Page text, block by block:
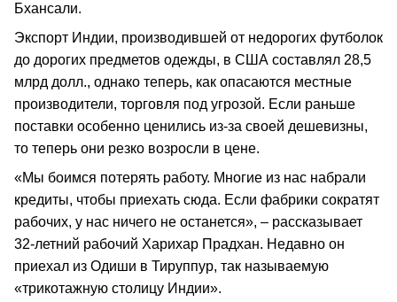
Бхансали.
Экспорт Индии, производившей от недорогих футболок
до дорогих предметов одежды, в США составлял 28,5
млрд долл., однако теперь, как опасаются местные
производители, торговля под угрозой. Если раньше
поставки особенно ценились из-за своей дешевизны,
то теперь они резко возросли в цене.
«Мы боимся потерять работу. Многие из нас набрали
кредиты, чтобы приехать сюда. Если фабрики сократят
рабочих, у нас ничего не останется», – рассказывает
32-летний рабочий Харихар Прадхан. Недавно он
приехал из Одиши в Тируппур, так называемую
«трикотажную столицу Индии».